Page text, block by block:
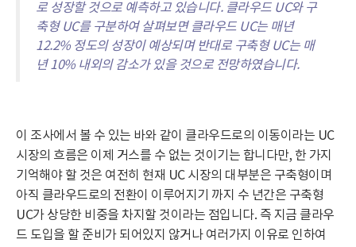
로 성장할 것으로 예측하고 있습니다. 클라우드 UC와 구
축형 UC를 구분하여 살펴보면 클라우드 UC는 매년
12.2% 정도의 성장이 예상되며 반대로 구축형 UC는 매
년 10% 내외의 감소가 있을 것으로 전망하였습니다.
이 조사에서 볼 수 있는 바와 같이 클라우드로의 이동이라는 UC
시장의 흐름은 이제 거스를 수 없는 것이기는 합니다만, 한 가지
기억해야 할 것은 여전히 현재 UC 시장의 대부분은 구축형이며
아직 클라우드로의 전환이 이루어지기 까지 수 년간은 구축형
UC가 상당한 비중을 차지할 것이라는 점입니다. 즉 지금 클라우
드 도입을 할 준비가 되어있지 않거나 여러가지 이유로 인하여